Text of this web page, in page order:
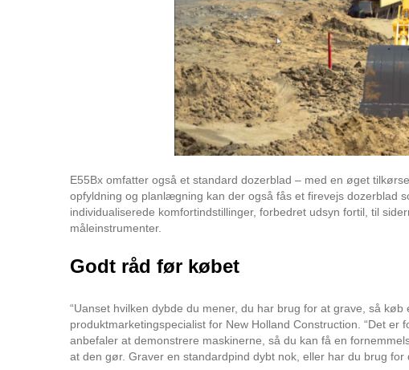
E55Bx omfatter også et standard dozerblad – med en øget
opfyldning og planlægning kan der også fås et firevejs dozerblad
individualiserede komfortindstillinger, forbedret udsyn fortil, til
måleinstrumenter.
Godt råd før købet
“Uanset hvilken dybde du mener, du har brug for at grave, så
produktmarketingspecialist for New Holland Construction. “Det
anbefaler at demonstrere maskinerne, så du kan få en
at den gør. Graver en standardpind dybt nok, eller har du brug